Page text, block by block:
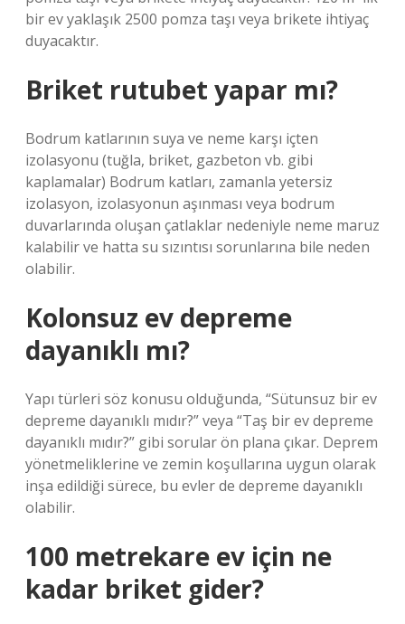
bir ev yaklaşık 2500 pomza taşı veya brikete ihtiyaç
duyacaktır.
Briket rutubet yapar mı?
Bodrum katlarının suya ve neme karşı içten
izolasyonu (tuğla, briket, gazbeton vb. gibi
kaplamalar) Bodrum katları, zamanla yetersiz
izolasyon, izolasyonun aşınması veya bodrum
duvarlarında oluşan çatlaklar nedeniyle neme maruz
kalabilir ve hatta su sızıntısı sorunlarına bile neden
olabilir.
Kolonsuz ev depreme
dayanıklı mı?
Yapı türleri söz konusu olduğunda, “Sütunsuz bir ev
depreme dayanıklı mıdır?” veya “Taş bir ev depreme
dayanıklı mıdır?” gibi sorular ön plana çıkar. Deprem
yönetmeliklerine ve zemin koşullarına uygun olarak
inşa edildiği sürece, bu evler de depreme dayanıklı
olabilir.
100 metrekare ev için ne
kadar briket gider?